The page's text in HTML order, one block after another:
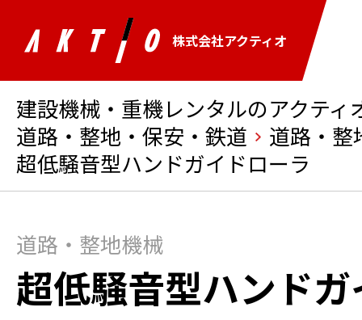
株式会社アクティオ
建設機械・重機レンタルのアクティ
道路・整地・保安・鉄道
道路・整
超低騒音型ハンドガイドローラ
道路・整地機械
超低騒音型ハンド